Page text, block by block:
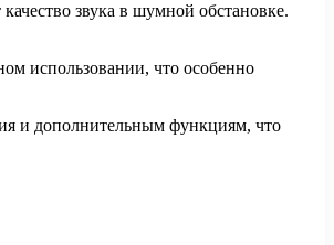
звука в шумной обстановке.
использовании, что особенно
и дополнительным функциям, что